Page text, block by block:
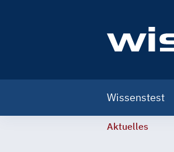
navigation
Wissenstest
Aktuelles